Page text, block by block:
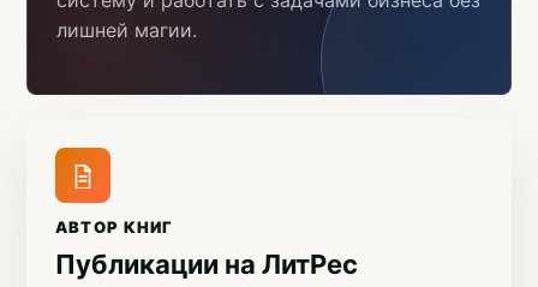
лишней магии.
АВТОР КНИГ
Публикации на ЛитРес